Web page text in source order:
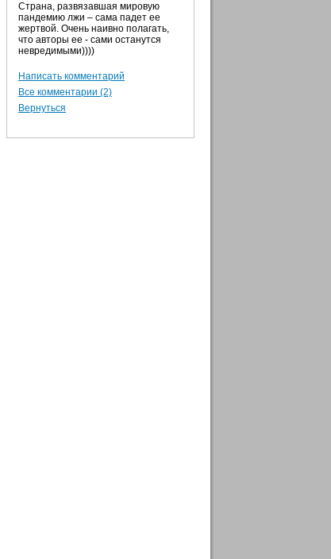
Страна, развязавшая мировую
пандемию лжи – сама падет ее
жертвой. Очень наивно полагать,
что авторы ее - сами останутся
невредимыми))))
Написать комментарий
Все комментарии (2)
Вернуться